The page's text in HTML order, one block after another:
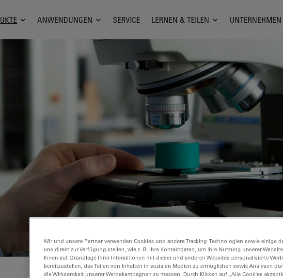
ANWENDUNGEN SERVICE LERNEN & TEILEN UNTERNEHMEN
Wir und unsere Partner verwenden Cookies und andere Tracking-Technologien sowie einige
uns direkt zur Verfügung stellen, wie z. B. Ihre Kontaktdaten, um Ihre Nutzung unserer
Ihnen auf Grundlage Ihrer Interaktionen mit dieser und anderen Websites personalisierte
bereitzustellen, das Teilen von Inhalten in sozialen Medien zu ermöglichen sowie Analysen
die Wirksamkeit unserer Werbekampagnen zu messen. Durch Klicken auf „Alle Cookies